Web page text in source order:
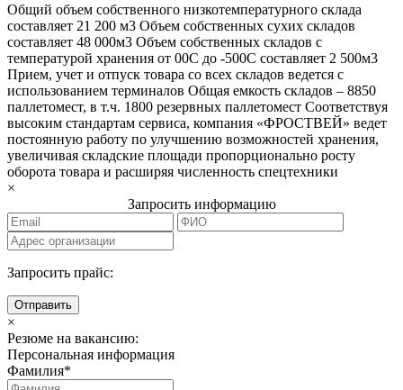
Общий объем собственного низкотемпературного склада
составляет 21 200 м3 Объем собственных сухих складов
составляет 48 000м3 Объем собственных складов с
температурой хранения от 00С до -500С составляет 2 500м3
Прием, учет и отпуск товара со всех складов ведется с
использованием терминалов Общая емкость складов – 8850
паллетомест, в т.ч. 1800 резервных паллетомест Соответствуя
высоким стандартам сервиса, компания «ФРОСТВЕЙ» ведет
постоянную работу по улучшению возможностей хранения,
увеличивая складские площади пропорционально росту
оборота товара и расширяя численность спецтехники
×
Запросить информацию
Запросить прайс:
Отправить
×
Резюме на вакансию:
Персональная информация
Фамилия*